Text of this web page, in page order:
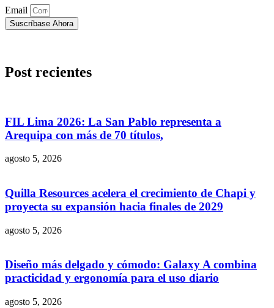
Email
Suscríbase Ahora
Post recientes
FIL Lima 2026: La San Pablo representa a
Arequipa con más de 70 títulos,
agosto 5, 2026
Quilla Resources acelera el crecimiento de Chapi y
proyecta su expansión hacia finales de 2029
agosto 5, 2026
Diseño más delgado y cómodo: Galaxy A combina
practicidad y ergonomía para el uso diario
agosto 5, 2026